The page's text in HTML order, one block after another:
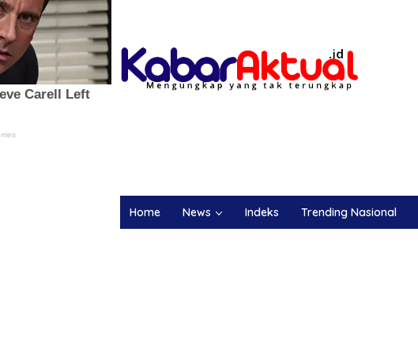
Home News Indeks Trending Nasional